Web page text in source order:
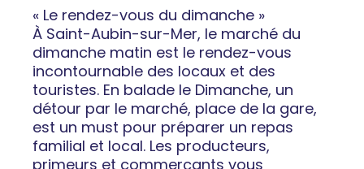
« Le rendez-vous du dimanche »
À Saint-Aubin-sur-Mer, le marché du
dimanche matin est le rendez-vous
incontournable des locaux et des
touristes. En balade le Dimanche, un
détour par le marché, place de la gare,
est un must pour préparer un repas
familial et local. Les producteurs,
primeurs et commerçants vous